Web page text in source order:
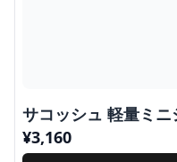
サコッシュ 軽量ミ
¥3,160